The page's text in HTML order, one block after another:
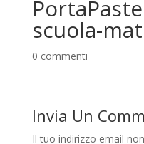
scuola-
0 commenti
Invia Un
Il tuo indirizzo email